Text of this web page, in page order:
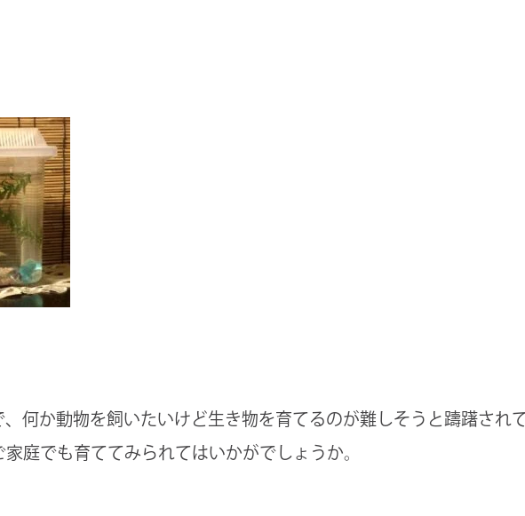
何か動物を飼いたいけど生き物を育てるのが難しそうと躊躇され
庭でも育ててみられてはいかがでしょうか。